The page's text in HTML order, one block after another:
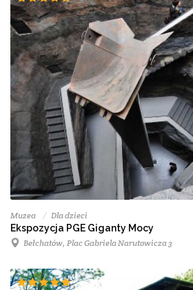
Muzea Dla dzieci
Ekspozycja PGE Giganty Mocy
Bełchatów, Plac Gabriela Narutowicza 3